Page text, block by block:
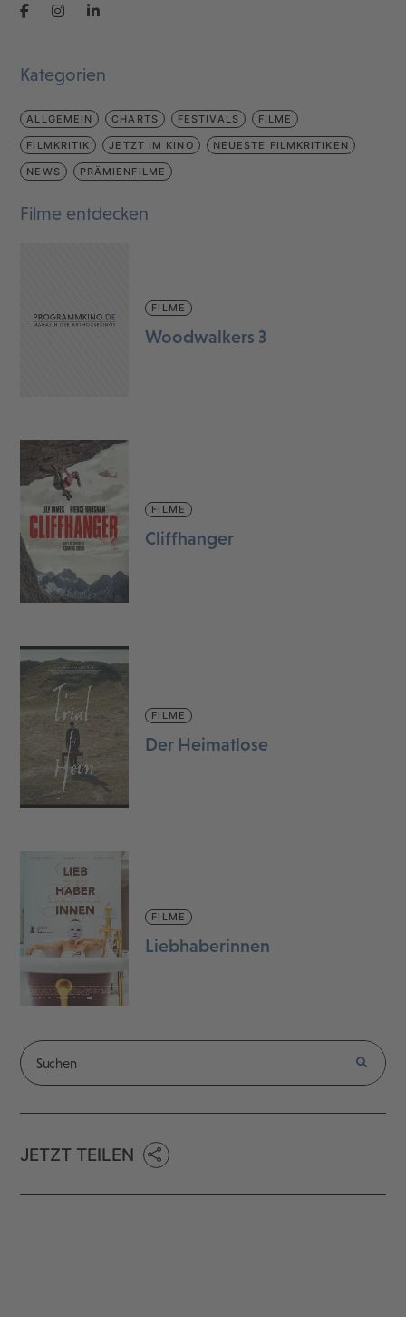
Kategorien
ALLGEMEIN CHARTS FESTIVALS FILME
FILMKRITIK JETZT IM KINO NEUESTE FILMKRITIKEN
NEWS PRÄMIENFILME
Filme entdecken
FILME
Woodwalkers 3
FILME
Cliffhanger
FILME
Der Heimatlose
FILME
Liebhaberinnen
JETZT TEILEN